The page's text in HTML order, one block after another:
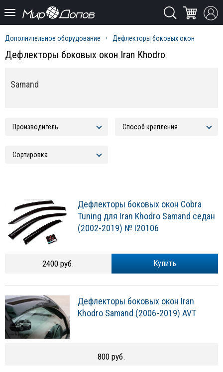
Дополнительное оборудование Дефлекторы боковых окон
Дефлекторы боковых окон Iran Khodro
Samand
Дефлекторы боковых окон Cobra
Tuning для Iran Khodro Samand седан
(2002-2019) № I20106
Купить
2400 руб.
Дефлекторы боковых окон Iran
Khodro Samand (2006-2019) AVT
800 руб.